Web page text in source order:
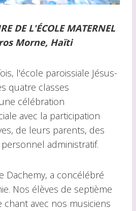
DE L'ÉCOLE MATERNEL
Morne, Haïti
l'école paroissiale Jésus-
quatre classes
célébration
avec la participation
de leurs parents, des
administratif.
Dachemy, a concélébré
Nos élèves de septième
chant avec nos musiciens